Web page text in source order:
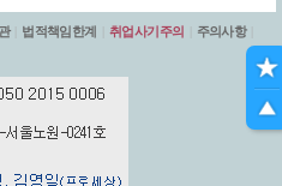
법적책임한계 취업사기주의 주의사항